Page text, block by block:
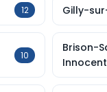
12 Gilly-
10
Brison-
Innocent